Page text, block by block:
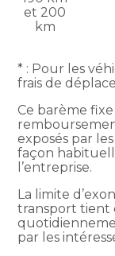
et 200
km
* : Pour les
frais de
Ce barème
exposés par
façon
l’entreprise.
La limite
transport tient
par les